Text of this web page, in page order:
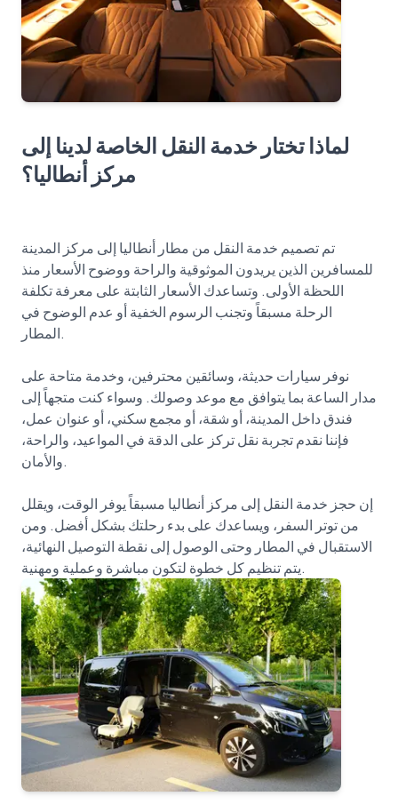
لماذا تختار خدمة النقل الخاصة لدينا إلى
مركز أنطاليا؟
تم تصميم خدمة النقل من مطار أنطاليا إلى مركز المدينة
للمسافرين الذين يريدون الموثوقية والراحة ووضوح الأسعار منذ
اللحظة الأولى. وتساعدك الأسعار الثابتة على معرفة تكلفة
الرحلة مسبقاً وتجنب الرسوم الخفية أو عدم الوضوح في
المطار.
نوفر سيارات حديثة، وسائقين محترفين، وخدمة متاحة على
مدار الساعة بما يتوافق مع موعد وصولك. وسواء كنت متجهاً إلى
فندق داخل المدينة، أو شقة، أو مجمع سكني، أو عنوان عمل،
فإننا نقدم تجربة نقل تركز على الدقة في المواعيد، والراحة،
والأمان.
إن حجز خدمة النقل إلى مركز أنطاليا مسبقاً يوفر الوقت، ويقلل
من توتر السفر، ويساعدك على بدء رحلتك بشكل أفضل. ومن
الاستقبال في المطار وحتى الوصول إلى نقطة التوصيل النهائية،